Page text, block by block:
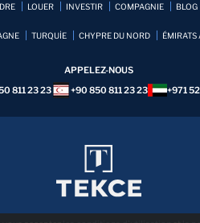
LOUER INVESTIR COMPAGNIE BLOG
TURQUİE CHYPRE DU NORD ÉMIRATS
APPELEZ-NOUS
811 23 23 +90 850 811 23 23 +971